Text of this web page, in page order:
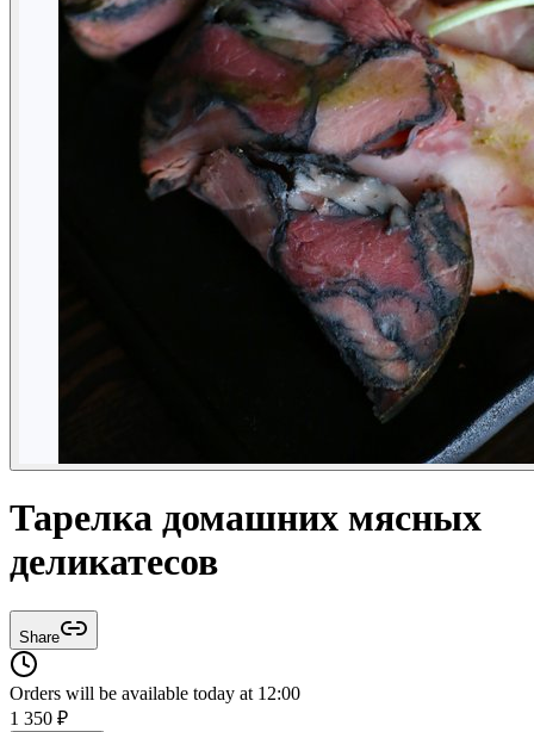
Тарелка домашних мясных
деликатесов
Share
Orders will be available today at 12:00
1 350 ₽